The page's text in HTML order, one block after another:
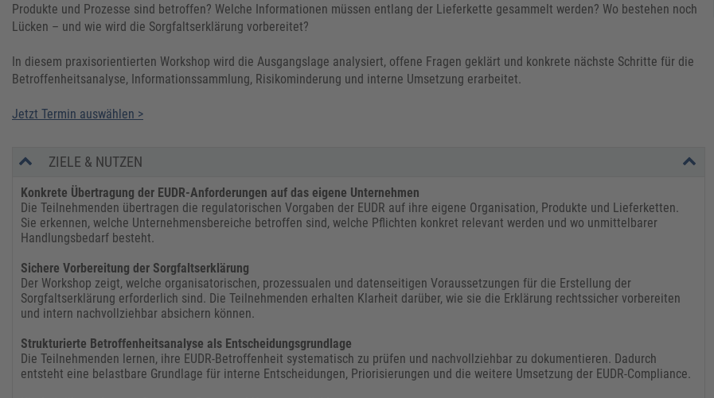
Produkte und Prozesse sind betroffen? Welche Informationen müssen entlang der Lieferkette gesammelt werden? Wo bestehen noch
Lücken – und wie wird die Sorgfaltserklärung vorbereitet?
In diesem praxisorientierten Workshop wird die Ausgangslage analysiert, offene Fragen geklärt und konkrete nächste Schritte für die
Betroffenheitsanalyse, Informationssammlung, Risikominderung und interne Umsetzung erarbeitet.
Jetzt Termin auswählen >
ZIELE & NUTZEN
Konkrete Übertragung der EUDR-Anforderungen auf das eigene Unternehmen
Die Teilnehmenden übertragen die regulatorischen Vorgaben der EUDR auf ihre eigene Organisation, Produkte und Lieferketten.
Sie erkennen, welche Unternehmensbereiche betroffen sind, welche Pflichten konkret relevant werden und wo unmittelbarer
Handlungsbedarf besteht.
Sichere Vorbereitung der Sorgfaltserklärung
Der Workshop zeigt, welche organisatorischen, prozessualen und datenseitigen Voraussetzungen für die Erstellung der
Sorgfaltserklärung erforderlich sind. Die Teilnehmenden erhalten Klarheit darüber, wie sie die Erklärung rechtssicher vorbereiten
und intern nachvollziehbar absichern können.
Strukturierte Betroffenheitsanalyse als Entscheidungsgrundlage
Die Teilnehmenden lernen, ihre EUDR-Betroffenheit systematisch zu prüfen und nachvollziehbar zu dokumentieren. Dadurch
entsteht eine belastbare Grundlage für interne Entscheidungen, Priorisierungen und die weitere Umsetzung der EUDR-Compliance.